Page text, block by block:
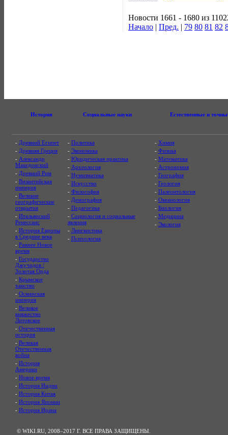
Новости 1661 - 1680 из
Начало | Пред. | 79 80 81 82
История Социальные науки Естественные и
- Древний Египет
- Древняя Греция
- Александр
Македонский
- Древний Рим
- Византийская
империя
- Великие
географические
открытия
- Итальянский
Ренессанс
- История Европы
в Средние века
- Раннее Новое
время
- Государство
Джучидов /
Золотая Орда
- Крымское
ханство
- Османская
империя
- Великое
княжество
Литовское
- Отечественная
история
- Великая
Отечественная
война
- История
Америки
- Новое время
- История Индии
- История Китая
- История Японии
- История Ирана
- Политика
- Экономика
- Юридическая практика
- Археология
- Нумизматика
- Искусство
- Философия
- Демография
- Педагогика
- Социология и социальные
явления
- Лингвистика
- Психология
- Химия
- Физика
- Математика
- Астрономия
- География
- Геология
- Палеонтология
- Океанология
- Биология
- Медицина
- Экология
© WIKI.RU, 2008–2017 Г. ВСЕ ПРАВА ЗАЩИЩЕНЫ.